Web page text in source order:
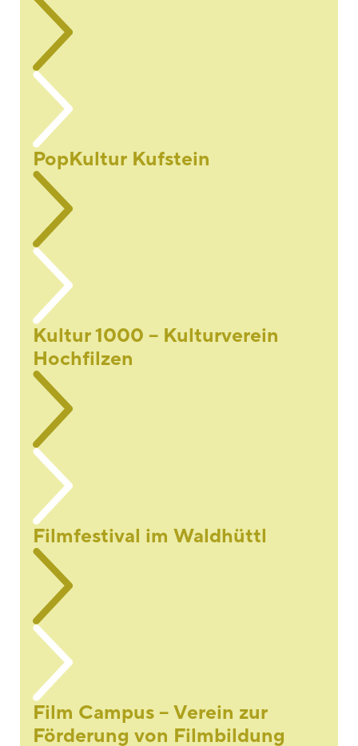
PopKultur Kufstein
Kultur 1000 – Kulturverein
Hochfilzen
Filmfestival im Waldhüttl
Film Campus – Verein zur
Förderung von Filmbildung